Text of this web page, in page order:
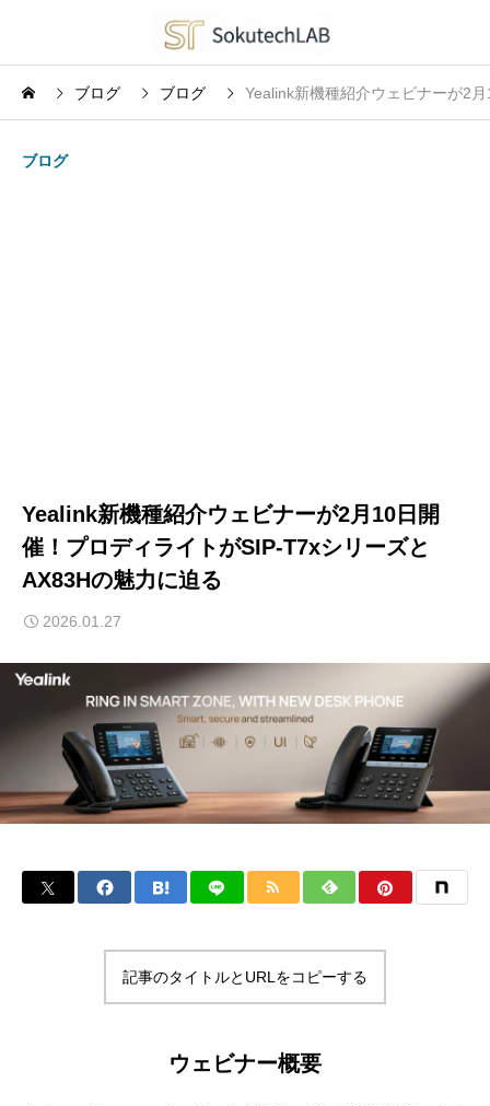
ブログ ブログ Yealink新機種紹介ウェビナーが2
ブログ
Yealink新機種紹介ウェビナーが2月10日開
催！プロディライトがSIP-T7xシリーズと
AX83Hの魅力に迫る
2026.01.27
記事のタイトルとURLをコピーする
ウェビナー概要